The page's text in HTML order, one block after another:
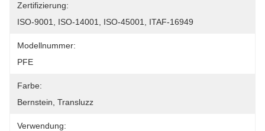
Zertifizierung:
ISO-9001, ISO-14001, ISO-45001, ITAF-16949
Modellnummer:
PFE
Farbe:
Bernstein, Transluzz
Verwendung: